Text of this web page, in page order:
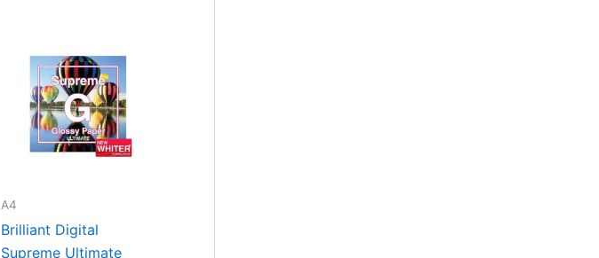
A4
Brilliant Digital
Supreme Ultimate